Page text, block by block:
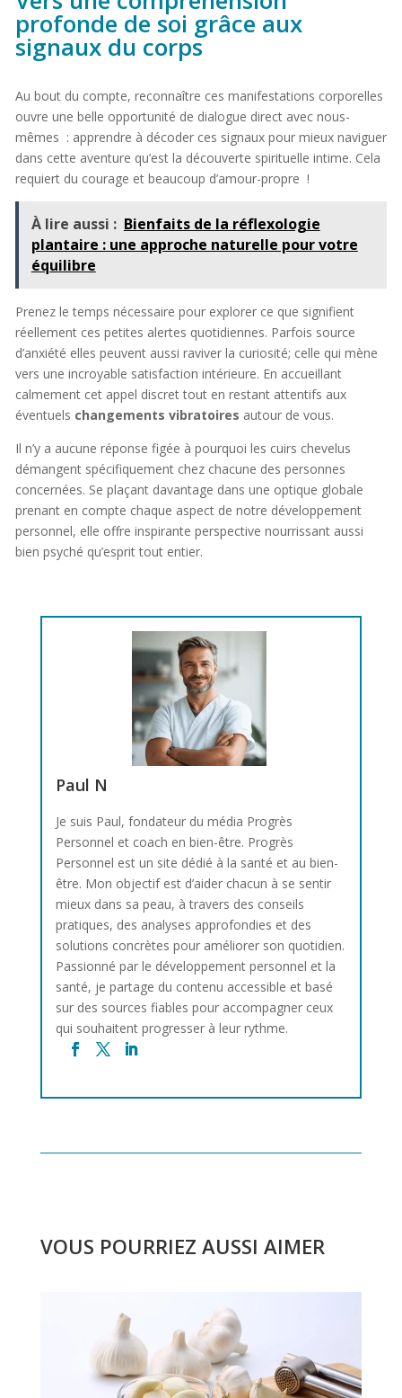
profonde de soi grâce aux
signaux du corps
Au bout du compte, reconnaître ces manifestations corporelles
ouvre une belle opportunité de dialogue direct avec nous-
mêmes : apprendre à décoder ces signaux pour mieux naviguer
dans cette aventure qu’est la découverte spirituelle intime. Cela
requiert du courage et beaucoup d’amour-propre !
À lire aussi : Bienfaits de la réflexologie
plantaire : une approche naturelle pour votre
équilibre
Prenez le temps nécessaire pour explorer ce que signifient
réellement ces petites alertes quotidiennes. Parfois source
d’anxiété elles peuvent aussi raviver la curiosité; celle qui mène
vers une incroyable satisfaction intérieure. En accueillant
calmement cet appel discret tout en restant attentifs aux
éventuels changements vibratoires autour de vous.
Il n’y a aucune réponse figée à pourquoi les cuirs chevelus
démangent spécifiquement chez chacune des personnes
concernées. Se plaçant davantage dans une optique globale
prenant en compte chaque aspect de notre développement
personnel, elle offre inspirante perspective nourrissant aussi
bien psyché qu’esprit tout entier.
Paul N
Je suis Paul, fondateur du média Progrès
Personnel et coach en bien-être. Progrès
Personnel est un site dédié à la santé et au bien-
être. Mon objectif est d’aider chacun à se sentir
mieux dans sa peau, à travers des conseils
pratiques, des analyses approfondies et des
solutions concrètes pour améliorer son quotidien.
Passionné par le développement personnel et la
santé, je partage du contenu accessible et basé
sur des sources fiables pour accompagner ceux
qui souhaitent progresser à leur rythme.
VOUS POURRIEZ AUSSI AIMER